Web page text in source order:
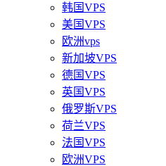
韩国VPS
美国VPS
欧洲vps
新加坡VPS
德国VPS
英国VPS
俄罗斯VPS
荷兰VPS
法国VPS
欧洲VPS